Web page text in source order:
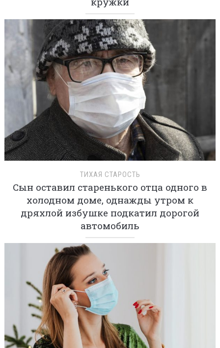
ТИХАЯ СТАРОСТЬ
Сын оставил старенького отца одного в
холодном доме, однажды утром к
дряхлой избушке подкатил дорогой
автомобиль